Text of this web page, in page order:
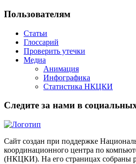
Пользователям
Статьи
Глоссарий
Проверить утечки
Медиа
Анимация
Инфографика
Статистика НКЦКИ
Следите за нами в
Сайт создан при поддержке
координационного центра по
(НКЦКИ). На его страницах собраны